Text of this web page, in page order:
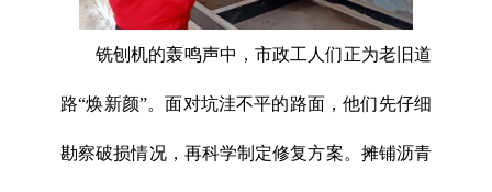
铣刨机的轰鸣声中，市政工人们正为老旧道
路“焕新颜”。面对坑洼不平的路面，他们先仔细
勘察破损情况，再科学制定修复方案。摊铺沥青